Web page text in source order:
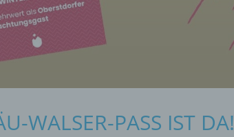
WALSER-PASS IST DA!